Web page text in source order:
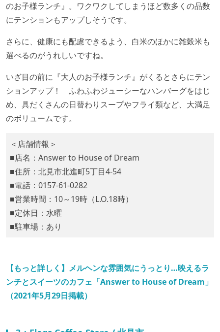
のお子様ランチ』。ワクワクしてしまうほど数多くの品数
にテンションもアップしそうです。
さらに、健康にも配慮できるよう、白米のほかに雑穀米も
選べるのがうれしいですね。
いざ目の前に『大人のお子様ランチ』がくるとさらにテン
ションアップ！ ふわふわジューシーなハンバーグをはじ
め、具だくさんの日替わりスープやフライ類など、大満足
のボリュームです。
＜店舗情報＞
■店名：Answer to House of Dream
■住所：北見市北進町5丁目4-54
■電話：0157-61-0282
■営業時間：10～19時（L.O.18時）
■定休日：水曜
■駐車場：あり
【もっと詳しく】メルヘンな雰囲気にうっとり…映えるラ
ンチとスイーツのカフェ「Answer to House of Dream」
（2021年5月29日掲載）